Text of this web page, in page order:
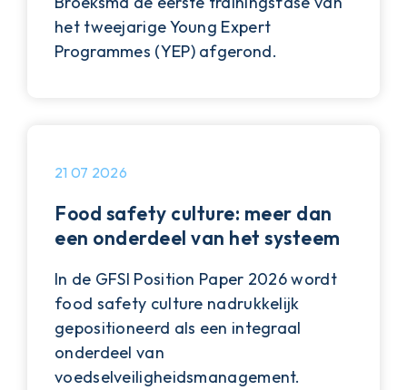
het tweejarige Young Expert
Programmes (YEP) afgerond.
Food safety culture: meer dan
een onderdeel van het systeem
In de GFSI Position Paper 2026 wordt
food safety culture nadrukkelijk
gepositioneerd als een integraal
onderdeel van
voedselveiligheidsmanagement.
21 07 2026